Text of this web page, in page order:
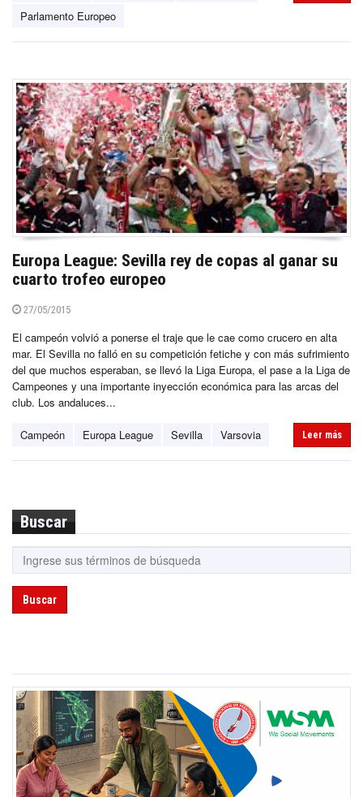
Parlamento Europeo
Europa League: Sevilla rey de copas al ganar su
cuarto trofeo europeo
27/05/2015
El campeón volvió a ponerse el traje que le cae como crucero en alta
mar. El Sevilla no falló en su competición fetiche y con más sufrimiento
del que muchos esperaban, se llevó la Liga Europa, el pase a la Liga de
Campeones y una importante inyección económica para las arcas del
club. Los andaluces...
Campeón Europa League Sevilla Varsovia Leer más
Buscar
Buscar